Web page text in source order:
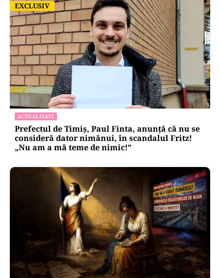
EXCLUSIV
EXCLUSIV
ACTUALITATE
Prefectul de Timiș, Paul Finta, anunță că nu se
consideră dator nimănui, în scandalul Fritz!
„Nu am a mă teme de nimic!”